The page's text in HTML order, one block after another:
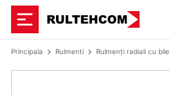
Principala Rulmenti Rulmenți radiali cu bile